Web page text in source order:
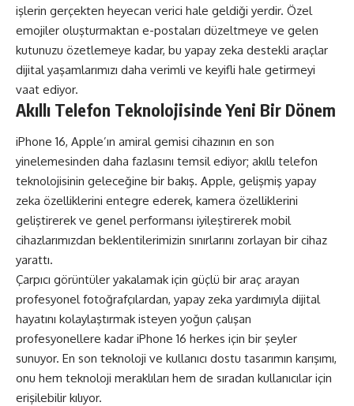
işlerin gerçekten heyecan verici hale geldiği yerdir. Özel
emojiler oluşturmaktan e-postaları düzeltmeye ve gelen
kutunuzu özetlemeye kadar, bu yapay zeka destekli araçlar
dijital yaşamlarımızı daha verimli ve keyifli hale getirmeyi
vaat ediyor.
Akıllı Telefon Teknolojisinde Yeni Bir Dönem
iPhone 16, Apple’ın amiral gemisi cihazının en son
yinelemesinden daha fazlasını temsil ediyor; akıllı telefon
teknolojisinin geleceğine bir bakış. Apple, gelişmiş yapay
zeka özelliklerini entegre ederek, kamera özelliklerini
geliştirerek ve genel performansı iyileştirerek mobil
cihazlarımızdan beklentilerimizin sınırlarını zorlayan bir cihaz
yarattı.
Çarpıcı görüntüler yakalamak için güçlü bir araç arayan
profesyonel fotoğrafçılardan, yapay zeka yardımıyla dijital
hayatını kolaylaştırmak isteyen yoğun çalışan
profesyonellere kadar iPhone 16 herkes için bir şeyler
sunuyor. En son teknoloji ve kullanıcı dostu tasarımın karışımı,
onu hem teknoloji meraklıları hem de sıradan kullanıcılar için
erişilebilir kılıyor.